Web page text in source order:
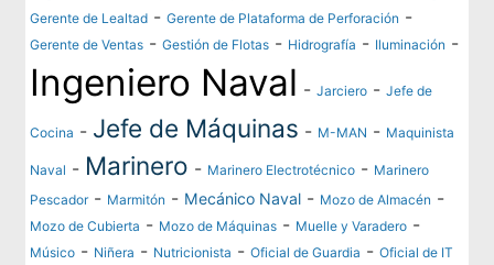
Gerente de Lealtad -Gerente de Plataforma de Perforación -
Gerente de Ventas -Gestión de Flotas - Hidrografía - Iluminación -
Ingeniero Naval -Jarciero -Jefe de
Cocina - Jefe de Máquinas - M-MAN - Maquinista
Naval - Marinero - Marinero Electrotécnico - Marinero
Pescador- Marmitón - Mecánico Naval - Mozo de Almacén -
Mozo de Cubierta - Mozo de Máquinas - Muelle y Varadero -
Músico - Niñera - Nutricionista -Oficial de Guardia -Oficial de IT